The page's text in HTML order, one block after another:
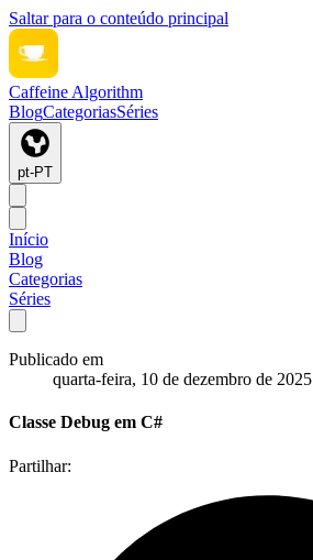
Saltar para o conteúdo principal
Caffeine Algorithm
BlogCategoriasSéries
pt-PT
Início
Blog
Categorias
Séries
Publicado em
quarta-feira, 10 de dezembro de 2025
Classe Debug em C#
Partilhar: